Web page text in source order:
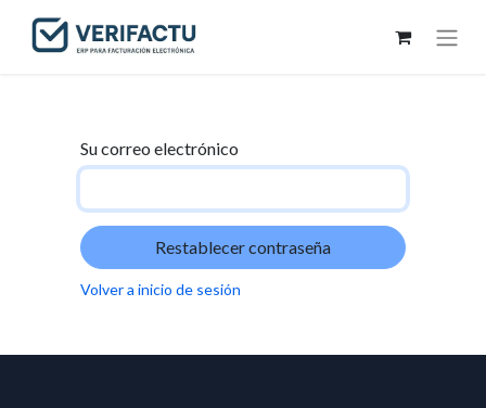
Su correo electrónico
Restablecer contraseña
Volver a inicio de sesión